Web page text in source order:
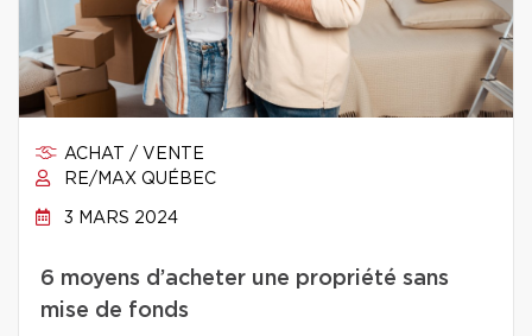
ACHAT / VENTE
RE/MAX QUÉBEC
3 MARS 2024
6 moyens d’acheter une propriété sans
mise de fonds